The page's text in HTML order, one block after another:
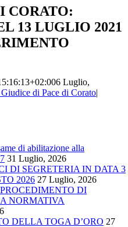
CORATO:
13 LUGLIO 2021
6 Luglio,
di Pace di Corato|
di abilitazione alla
31 Luglio, 2026
DI SEGRETERIA IN DATA 3
2026 27 Luglio, 2026
DI
NORMATIVA
DELLA TOGA D’ORO 27